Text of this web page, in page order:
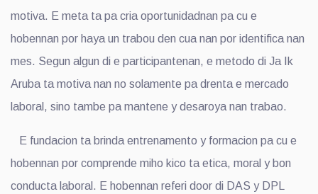
motiva. E meta ta pa cria oportunidadnan pa cu e
hobennan por haya un trabou den cua nan por identifica nan
mes. Segun algun di e participantenan, e metodo di Ja Ik
Aruba ta motiva nan no solamente pa drenta e mercado
laboral, sino tambe pa mantene y desaroya nan trabao.
E fundacion ta brinda entrenamento y formacion pa cu e
hobennan por comprende miho kico ta etica, moral y bon
conducta laboral. E hobennan referi door di DAS y DPL